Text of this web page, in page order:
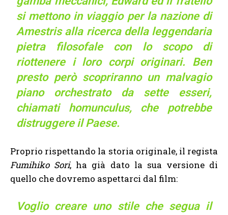
si mettono in viaggio per la nazione di
Amestris alla ricerca della leggendaria
pietra filosofale con lo scopo di
riottenere i loro corpi originari. Ben
presto però scopriranno un malvagio
piano orchestrato da sette esseri,
chiamati homunculus, che potrebbe
distruggere il Paese.
Proprio rispettando la storia originale, il regista
Fumihiko Sori, ha già dato la sua versione di
quello che dovremo aspettarci dal film:
Voglio creare uno stile che segua il